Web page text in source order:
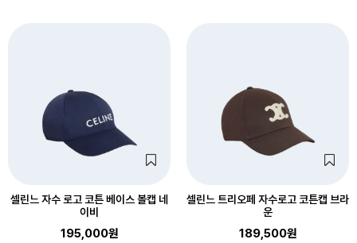
셀린느 자수 로고 코튼 베이스 볼캡 네
이비
195,000원
셀린느 트리오페 자수로고 코튼캡 브라
운
189,500원